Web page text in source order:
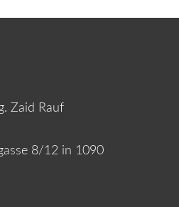
Zaid Rauf
8/12 in 1090